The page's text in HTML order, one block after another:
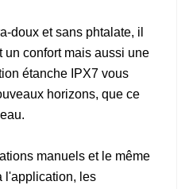
doux et sans phtalate, il
un confort mais aussi une
étanche IPX7 vous
horizons, que ce
manuels et le même
l'application, les